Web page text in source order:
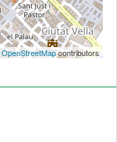
OpenStreetMapcontributors